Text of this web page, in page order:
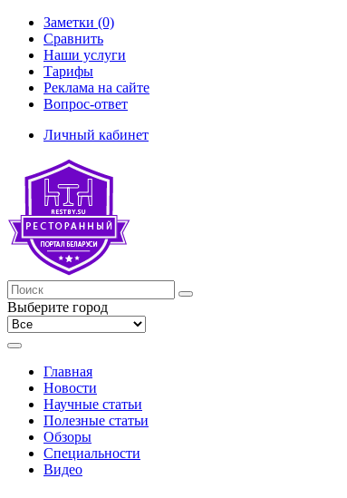
Заметки (0)
Сравнить
Наши услуги
Тарифы
Реклама на сайте
Вопрос-ответ
Личный кабинет
Выберите город
Главная
Новости
Научные статьи
Полезные статьи
Обзоры
Специальности
Видео